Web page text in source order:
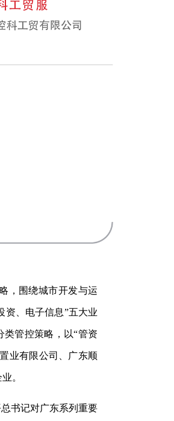
，围绕城市开发与运
资、电子信息”五大业
类管控策略，以“管资
业有限公司、广东顺
。
书记对广东系列重要